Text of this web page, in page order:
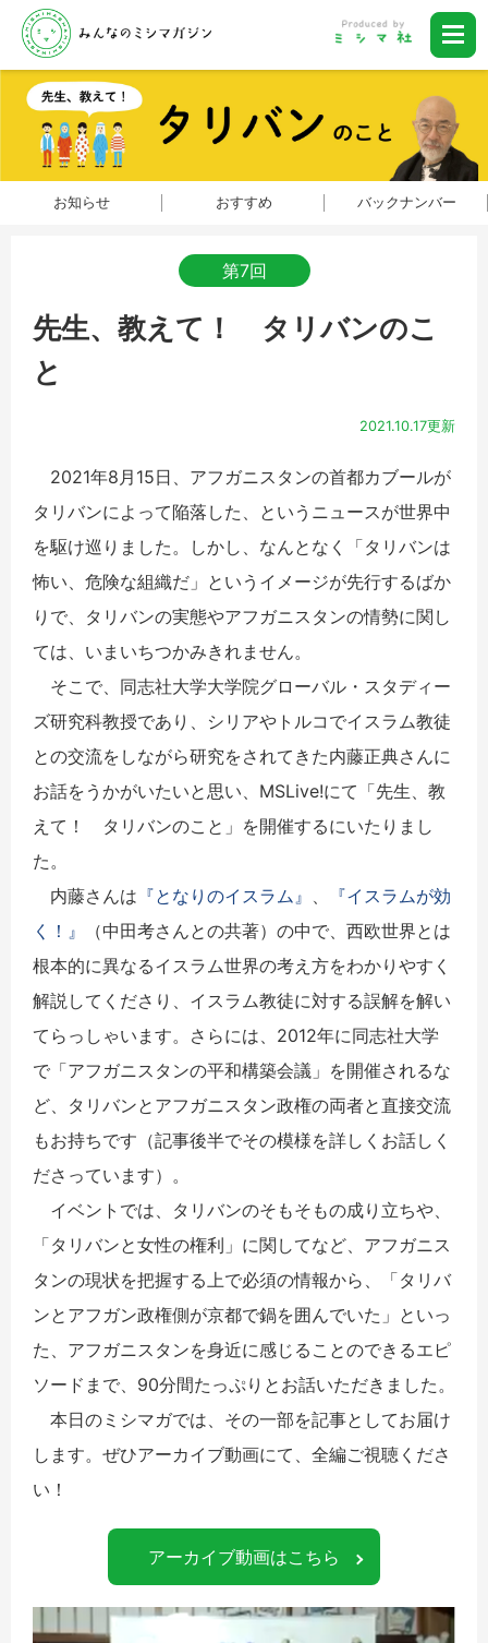
お知らせ おすすめ バックナンバー
第7回
先生、教えて！ タリバンのこ
と
2021.10.17更新
2021年8月15日、アフガニスタンの首都カブールが
タリバンによって陥落した、というニュースが世界中
を駆け巡りました。しかし、なんとなく「タリバンは
怖い、危険な組織だ」というイメージが先行するばか
りで、タリバンの実態やアフガニスタンの情勢に関し
ては、いまいちつかみきれません。
そこで、同志社大学大学院グローバル・スタディー
ズ研究科教授であり、シリアやトルコでイスラム教徒
との交流をしながら研究をされてきた内藤正典さんに
お話をうかがいたいと思い、MSLive!にて「先生、教
えて！ タリバンのこと」を開催するにいたりまし
た。
内藤さんは 『となりのイスラム』
『イスラムが効
く！』
（中田考さんとの共著）の中で、西欧世界とは
根本的に異なるイスラム世界の考え方をわかりやすく
解説してくださり、イスラム教徒に対する誤解を解い
てらっしゃいます。さらには、2012年に同志社大学
で「アフガニスタンの平和構築会議」を開催されるな
ど、タリバンとアフガニスタン政権の両者と直接交流
もお持ちです（記事後半でその模様を詳しくお話しく
ださっています）。
イベントでは、タリバンのそもそもの成り立ちや、
「タリバンと女性の権利」に関してなど、アフガニス
タンの現状を把握する上で必須の情報から、「タリバ
ンとアフガン政権側が京都で鍋を囲んでいた」といっ
た、アフガニスタンを身近に感じることのできるエピ
ソードまで、90分間たっぷりとお話いただきました。
本日のミシマガでは、その一部を記事としてお届け
します。ぜひアーカイブ動画にて、全編ご視聴くださ
い！
アーカイブ動画はこちら